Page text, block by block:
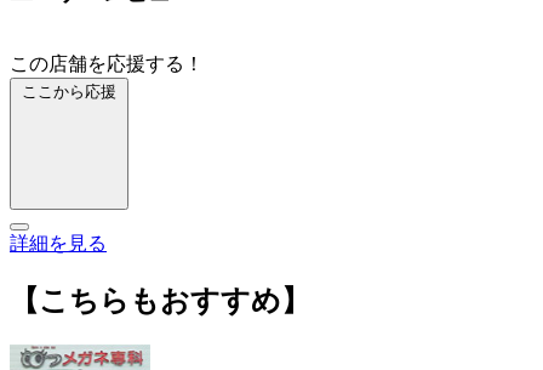
この店舗を応援する！
ここから応援
詳細を見る
【こちらもおすすめ】